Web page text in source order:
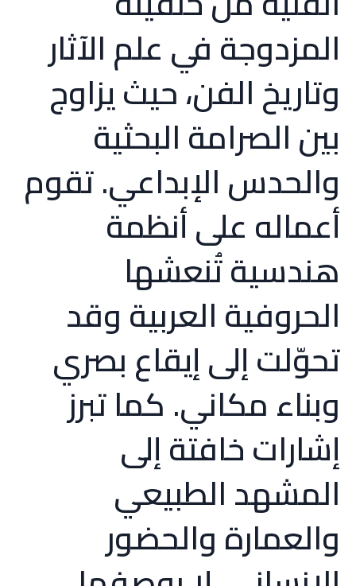
المزدوجة في علم الآثار
وتاريخ الفن، حيث يزاوج
بين الصرامة البحثية
والحدس الإبداعي. تقوم
أعماله على أنظمة
هندسية تُنعشها
الحروفية العربية وقد
تحوّلت إلى إيقاع بصري
وبناء مكاني. كما تبرز
إشارات خافتة إلى
المشهد الطبيعي
والعمارة والحضور